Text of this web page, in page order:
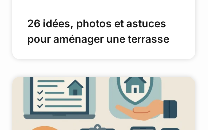
26 idées, photos et astuces
pour aménager une terrasse